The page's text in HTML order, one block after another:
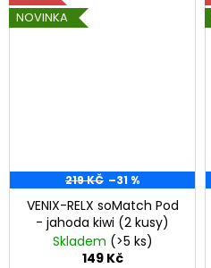
NOVINKA
219 KČ –31 %
VENIX-RELX soMatch Pod
- jahoda kiwi (2 kusy)
Skladem (>5 ks)
149 Kč
u
POD
STRAWBERRY
ICE